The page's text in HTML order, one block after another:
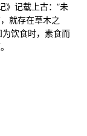
》记载上古：“未
就存在草木之
为饮食时，素食而